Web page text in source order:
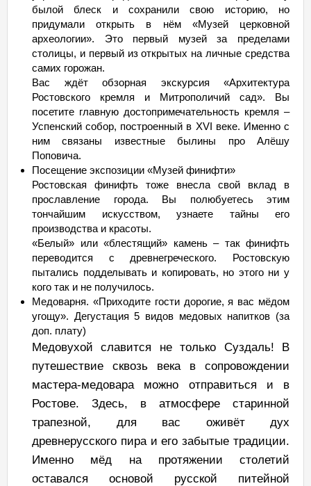
былой блеск и сохранили свою историю, но
придумали открыть в нём «Музей церковной
археологии». Это первый музей за пределами
столицы, и первый из открытых на личные средства
самих горожан.
Вас ждёт обзорная экскурсия «Архитектура
Ростовского кремля и Митрополичий сад». Вы
посетите главную достопримечательность кремля –
Успенский собор, построенный в XVI веке. Именно с
ним связаны известные былины про Алёшу
Поповича.
Посещение экспозиции «Музей финифти»
Ростовская финифть тоже внесла свой вклад в
прославление города. Вы полюбуетесь этим
тончайшим искусством, узнаете тайны его
производства и красоты.
«Белый» или «блестящий» камень – так финифть
переводится с древнегреческого. Ростовскую
пытались подделывать и копировать, но этого ни у
кого так и не получилось.
Медоварня. «Приходите гости дорогие, я вас мёдом
угощу». Дегустация 5 видов медовых напитков (за
доп. плату)
Медовухой славится не только Суздаль! В
путешествие сквозь века в сопровождении
мастера-медовара можно отправиться и в
Ростове. Здесь, в атмосфере старинной
трапезной, для вас оживёт дух
древнерусского пира и его забытые традиции.
Именно мёд на протяжении столетий
оставался основой русской питейной